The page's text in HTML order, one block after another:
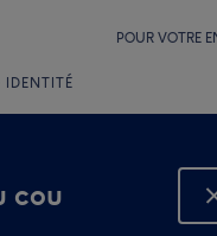
POUR VOTRE
IDENTITÉ
cou